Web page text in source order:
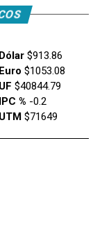
Dólar$913.86
Euro $1053.08
UF $40844.79
IPC % -0.2
UTM $71649